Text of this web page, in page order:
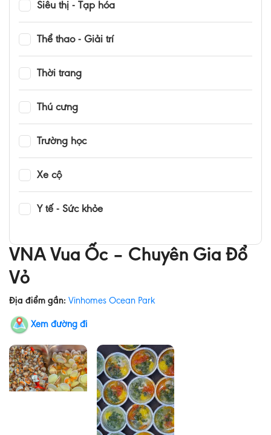
Siêu thị - Tạp hóa
Thể thao - Giải trí
Thời trang
Thú cưng
Trường học
Xe cộ
Y tế - Sức khỏe
VNA Vua Ốc – Chuyên Gia Đổ
Vỏ
Địa điểm gần: Vinhomes Ocean Park
Xem đường đi